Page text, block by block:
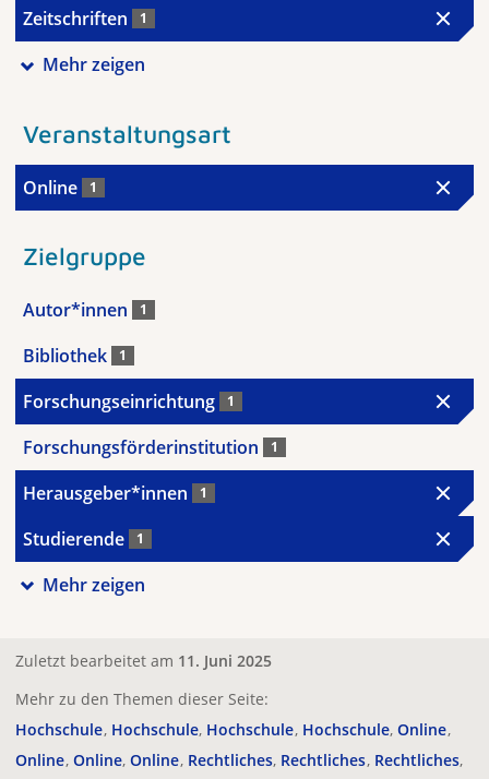
Zeitschriften 1
Mehr zeigen
Veranstaltungsart
Online 1
Zielgruppe
Autor*innen 1
Bibliothek 1
Forschungseinrichtung 1
Forschungsförderinstitution 1
Herausgeber*innen 1
Studierende 1
Mehr zeigen
Zuletzt bearbeitet am 11. Juni 2025
Mehr zu den Themen dieser Seite:
Hochschule Hochschule Hochschule Hochschule Online
Online Online Online Rechtliches Rechtliches Rechtliches